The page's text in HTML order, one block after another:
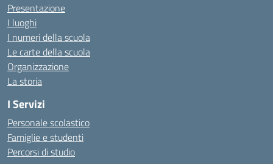
Presentazione
I luoghi
I numeri della scuola
Le carte della scuola
Organizzazione
La storia
I Servizi
Personale scolastico
Famiglie e studenti
Percorsi di studio